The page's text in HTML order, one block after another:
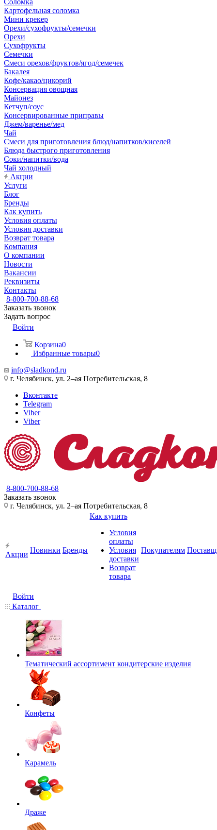
Соломка
Картофельная соломка
Мини крекер
Орехи/сухофрукты/семечки
Орехи
Сухофрукты
Семечки
Смеси орехов/фруктов/ягод/семечек
Бакалея
Кофе/какао/цикорий
Консервация овощная
Майонез
Кетчуп/соус
Консервированные приправы
Джем/варенье/мед
Чай
Смеси для приготовления блюд/напитков/киселей
Блюда быстрого приготовления
Соки/напитки/вода
Чай холодный
Акции
Услуги
Блог
Бренды
Как купить
Условия оплаты
Условия доставки
Возврат товара
Компания
О компании
Новости
Вакансии
Реквизиты
Контакты
8-800-700-88-68
Заказать звонок
Задать вопрос
Войти
Корзина0
Избранные товары0
info@sladkond.ru
г. Челябинск, ул. 2–ая Потребительская, 8
Вконтакте
Telegram
Viber
Viber
8-800-700-88-68
Заказать звонок
г. Челябинск, ул. 2–ая Потребительская, 8
Акции
Новинки Бренды
Как купить
Условия
оплаты
Условия
доставки
Возврат
товара
Покупателям
Войти
Каталог
Тематический ассортимент кондитерские изделия
Конфеты
Карамель
Драже